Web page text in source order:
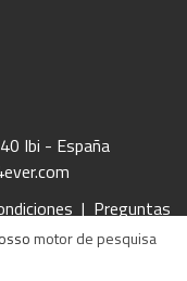
motor de pesquisa
Ibi - España
| Preguntas